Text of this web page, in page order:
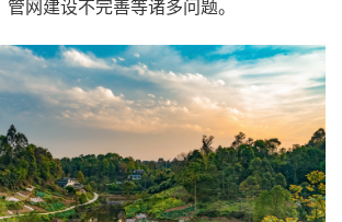
网建设不完善等诸多问题。